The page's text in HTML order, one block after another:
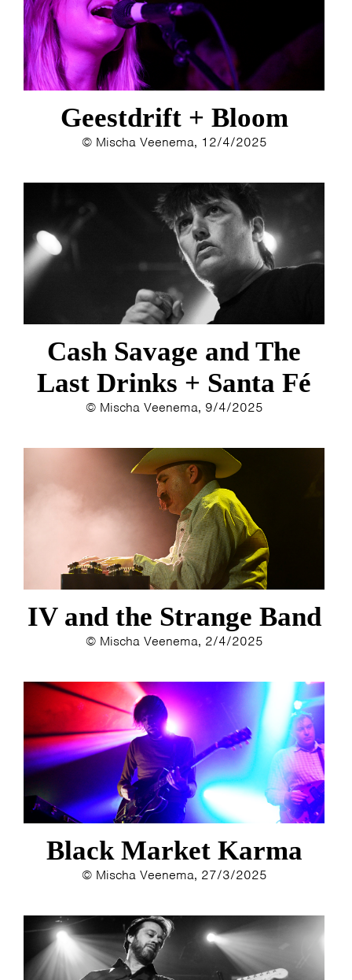
HOMEPROGRAMMA
ARTDIVISION FOTO’SNIEUWS
WEBSHOP
Geestdrift + Bloom
© Mischa Veenema, 12/4/2025
Cash Savage and The
Last Drinks + Santa Fé
© Mischa Veenema, 9/4/2025
IV and the Strange Band
© Mischa Veenema, 2/4/2025
Black Market Karma
© Mischa Veenema, 27/3/2025